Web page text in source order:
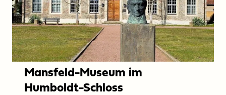
Mansfeld-Museum im
Humboldt-Schloss